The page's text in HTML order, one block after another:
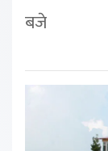
बजे